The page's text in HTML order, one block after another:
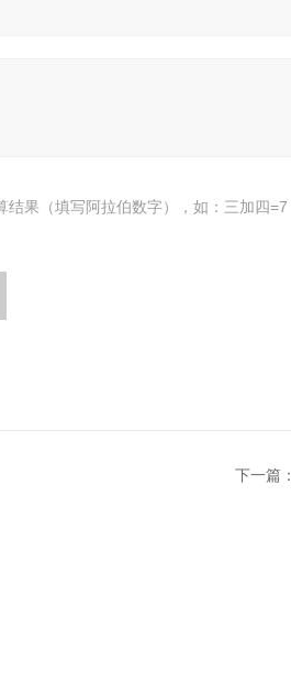
结果（填写阿拉伯数字），如：三加四=7
下一篇：